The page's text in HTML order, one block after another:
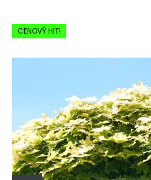
CENOVÝ HIT!